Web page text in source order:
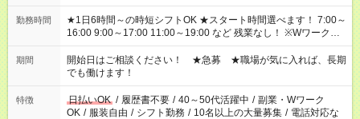
勤務時間
★1日6時間～の時短シフトOK ★スタート時間選べます！ 7:00～
16:00 9:00～17:00 11:00～19:00 など 残業なし！ ※Wワークの
場合、他のお仕事と合わせ週40時間超の就業はご案内できませ
ん ※法令に基づき、週20時間以上勤務は社会保険への加入対象
となります ※労働者派遣法（日雇い派遣の原則禁止）により、
短時間・短期間の就業はご案内が難しい場合があります
期間
開始日はご相談ください！ ★急募 ★職場が気に入れば、長期
でも働けます！
特徴 日払いOK / 履歴書不要 / 40～50代活躍中 / 副業・Wワーク
OK / 服装自由 / シフト勤務 / 10名以上の大量募集 / 電話対応な